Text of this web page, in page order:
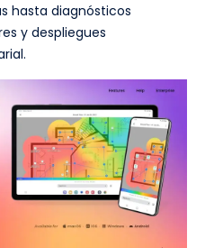
hasta diagnósticos
y despliegues